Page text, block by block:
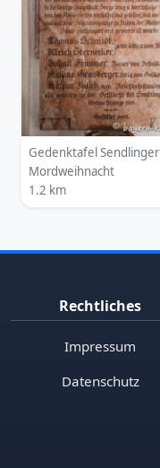
Gedenktafel Sendlinger
Mordweihnacht
1.2 km
Rechtliches
Impressum
Datenschutz